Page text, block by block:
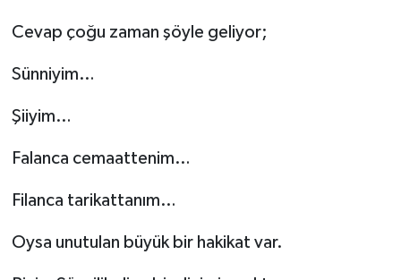
Cevap çoğu zaman şöyle geliyor;
Sünniyim…
Şiiyim…
Falanca cemaattenim…
Filanca tarikattanım…
Oysa unutulan büyük bir hakikat var.